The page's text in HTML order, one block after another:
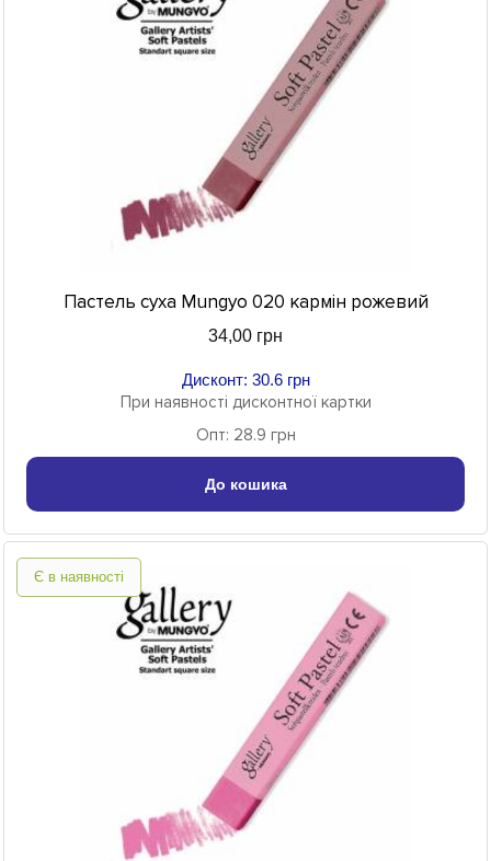
Пастель суха Mungyo 020 кармін рожевий
34,00 грн
Дисконт: 30.6 грн
При наявності дисконтної картки
Опт: 28.9 грн
До кошика
Є в наявності